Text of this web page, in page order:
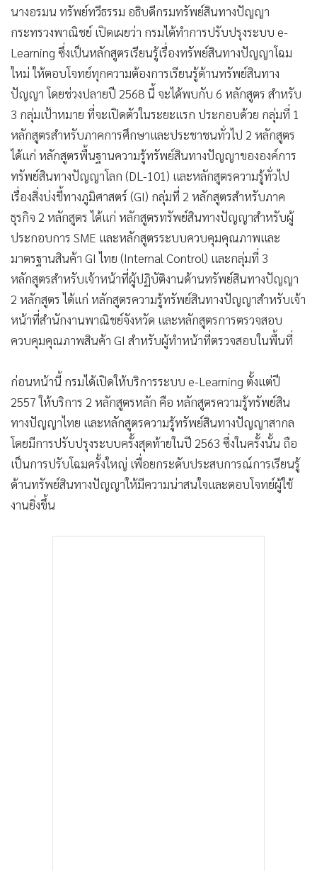
• อินโดจีน
• กองทุนรวม
• Celeb Online
•
Factcheck
ญี่ปุ่น
News1
• Gotomanager
นางอรมน ทรัพย์ทวีธรรม อธิบดีกรมทรัพย์สินทางปัญญา
กระทรวงพาณิชย์ เปิดเผยว่า กรมได้ทำการปรับปรุงระบบ e-
Learning ซึ่งเป็นหลักสูตรเรียนรู้เรื่องทรัพย์สินทางปัญญาโฉม
ใหม่ ให้ตอบโจทย์ทุกความต้องการเรียนรู้ด้านทรัพย์สินทาง
ปัญญา โดยช่วงปลายปี 2568 นี้ จะได้พบกับ 6 หลักสูตร สำหรับ
3 กลุ่มเป้าหมาย ที่จะเปิดตัวในระยะแรก ประกอบด้วย กลุ่มที่ 1
หลักสูตรสำหรับภาคการศึกษาและประชาชนทั่วไป 2 หลักสูตร
ได้แก่ หลักสูตรพื้นฐานความรู้ทรัพย์สินทางปัญญาขององค์การ
ทรัพย์สินทางปัญญาโลก (DL-101) และหลักสูตรความรู้ทั่วไป
เรื่องสิ่งบ่งชี้ทางภูมิศาสตร์ (GI) กลุ่มที่ 2 หลักสูตรสำหรับภาค
ธุรกิจ 2 หลักสูตร ได้แก่ หลักสูตรทรัพย์สินทางปัญญาสำหรับผู้
ประกอบการ SME และหลักสูตรระบบควบคุมคุณภาพและ
มาตรฐานสินค้า GI ไทย (Internal Control) และกลุ่มที่ 3
หลักสูตรสำหรับเจ้าหน้าที่ผู้ปฏิบัติงานด้านทรัพย์สินทางปัญญา
2 หลักสูตร ได้แก่ หลักสูตรความรู้ทรัพย์สินทางปัญญาสำหรับเจ้า
หน้าที่สำนักงานพาณิชย์จังหวัด และหลักสูตรการตรวจสอบ
ควบคุมคุณภาพสินค้า GI สำหรับผู้ทำหน้าที่ตรวจสอบในพื้นที่
ก่อนหน้านี้ กรมได้เปิดให้บริการระบบ e-Learning ตั้งแต่ปี
2557 ให้บริการ 2 หลักสูตรหลัก คือ หลักสูตรความรู้ทรัพย์สิน
ทางปัญญาไทย และหลักสูตรความรู้ทรัพย์สินทางปัญญาสากล
โดยมีการปรับปรุงระบบครั้งสุดท้ายในปี 2563 ซึ่งในครั้งนั้น ถือ
เป็นการปรับโฉมครั้งใหญ่ เพื่อยกระดับประสบการณ์การเรียนรู้
ด้านทรัพย์สินทางปัญญาให้มีความน่าสนใจและตอบโจทย์ผู้ใช้
งานยิ่งขึ้น